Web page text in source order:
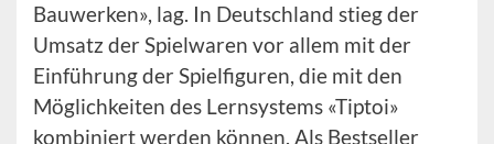
Bauwerken», lag. In Deutschland stieg der
Umsatz der Spielwaren vor allem mit der
Einführung der Spielfiguren, die mit den
Möglichkeiten des Lernsystems «Tiptoi»
kombiniert werden können. Als Bestseller